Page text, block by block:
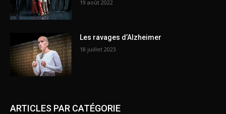
19 août 2022
Les ravages d’Alzheimer
18 juillet 2023
ARTICLES PAR CATÉGORIE